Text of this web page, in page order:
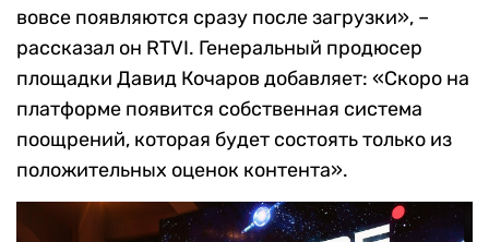
вовсе появляются сразу после загрузки», –
рассказал он RTVI. Генеральный продюсер
площадки Давид Кочаров добавляет: «Скоро на
платформе появится собственная система
поощрений, которая будет состоять только из
положительных оценок контента».